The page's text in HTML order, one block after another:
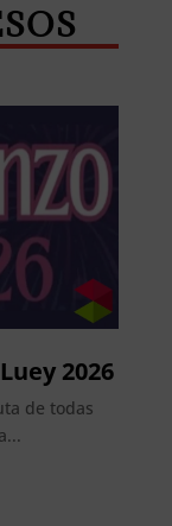
2026
de todas